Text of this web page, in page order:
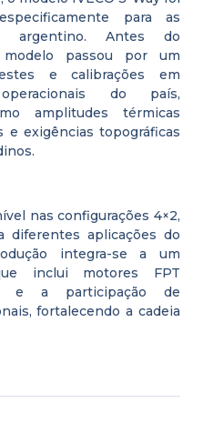
para as
argentino. Antes do
passou por um
e calibrações em
do país,
amplitudes térmicas
e exigências topográficas
nas configurações 4×2,
diferentes aplicações do
integra-se a um
inclui motores FPT
e a participação de
fortalecendo a cadeia